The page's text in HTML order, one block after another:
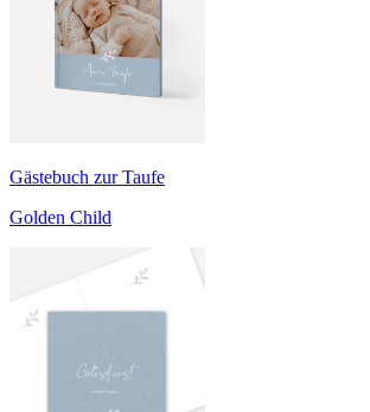
Gästebuch zur Taufe
Golden Child